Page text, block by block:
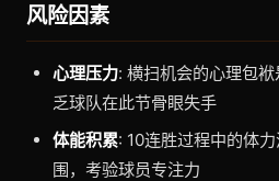
风险因素
心理压力: 横扫机会的心理包
乏球队在此节骨眼失手
体能积累: 10连胜过程中的体
围，考验球员专注力